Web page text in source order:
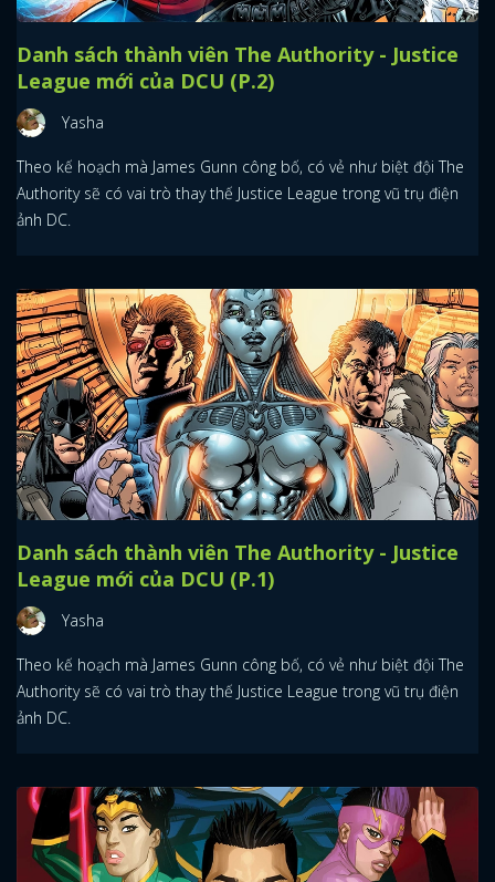
Danh sách thành viên The Authority - Justice
League mới của DCU (P.2)
Yasha
Theo kế hoạch mà James Gunn công bố, có vẻ như biệt đội The
Authority sẽ có vai trò thay thế Justice League trong vũ trụ điện
ảnh DC.
Danh sách thành viên The Authority - Justice
League mới của DCU (P.1)
Yasha
Theo kế hoạch mà James Gunn công bố, có vẻ như biệt đội The
Authority sẽ có vai trò thay thế Justice League trong vũ trụ điện
ảnh DC.